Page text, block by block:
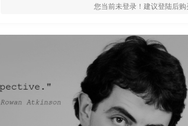
您当前未登录！建议登陆后